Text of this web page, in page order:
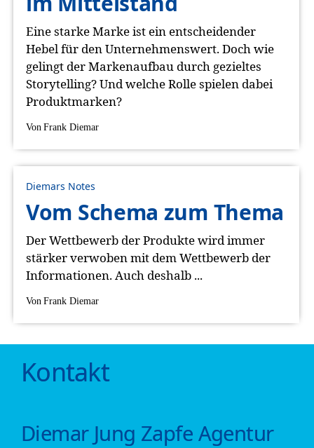
Eine starke Marke ist ein entscheidender
Hebel für den Unternehmenswert. Doch wie
gelingt der Markenaufbau durch gezieltes
Storytelling? Und welche Rolle spielen dabei
Produktmarken?
Von Frank Diemar
Diemars Notes
Vom Schema zum Thema
Der Wettbewerb der Produkte wird immer
stärker verwoben mit dem Wettbewerb der
Informationen. Auch deshalb ...
Von Frank Diemar
Kontakt
Diemar Jung Zapfe Agentur